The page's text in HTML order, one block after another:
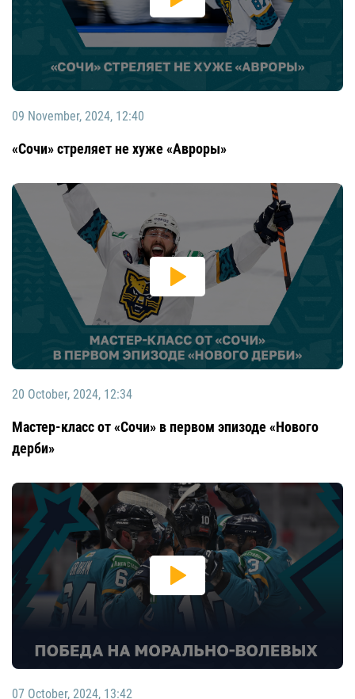
09 November, 2024, 12:40
«Сочи» стреляет не хуже «Авроры»
20 October, 2024, 12:34
Мастер-класс от «Сочи» в первом эпизоде «Нового
дерби»
07 October, 2024, 13:42